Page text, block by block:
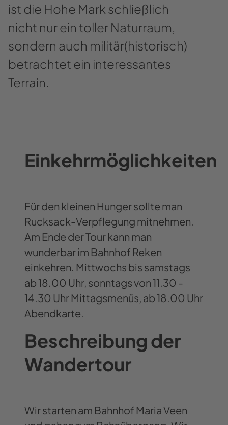
ist die Hohe Mark schließlich
nicht nur ein toller Naturraum,
sondern auch militär(historisch)
betrachtet ein interessantes
Terrain.
Einkehrmöglichkeiten
Für den kleinen Hunger sollte man
Rucksack-Verpflegung mitnehmen.
Am Ende der Tour kann man
wunderbar im Bahnhof Reken
einkehren. Mittwochs bis samstags
ab 18.00 Uhr, sonntags von 11.30 -
14.30 Uhr Mittagsmenüs, ab 18.00 Uhr
Abendkarte.
Beschreibung der
Wandertour
Wir starten am Bahnhof Maria Veen